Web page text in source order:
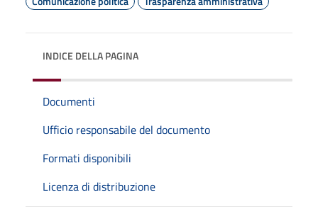
INDICE DELLA PAGINA
Documenti
Ufficio responsabile del documento
Formati disponibili
Licenza di distribuzione